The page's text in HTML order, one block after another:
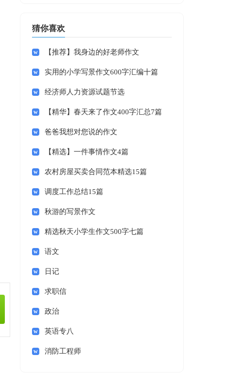
猜你喜欢
【推荐】我身边的好老师作文
实用的小学写景作文600字汇编十篇
经济师人力资源试题节选
【精华】春天来了作文400字汇总7篇
爸爸我想对您说的作文
【精选】一件事情作文4篇
农村房屋买卖合同范本精选15篇
调度工作总结15篇
秋游的写景作文
精选秋天小学生作文500字七篇
语文
日记
求职信
政治
英语专八
消防工程师